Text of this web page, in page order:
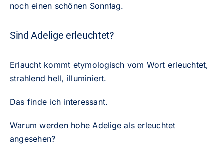
noch einen schönen Sonntag.
Sind Adelige erleuchtet?
Erlaucht kommt etymologisch vom Wort erleuchtet,
strahlend hell, illuminiert.
Das finde ich interessant.
Warum werden hohe Adelige als erleuchtet
angesehen?